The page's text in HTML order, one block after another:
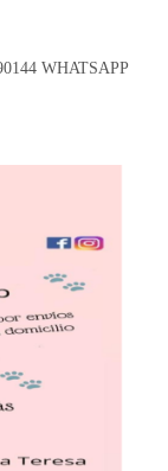
WHATSAPP